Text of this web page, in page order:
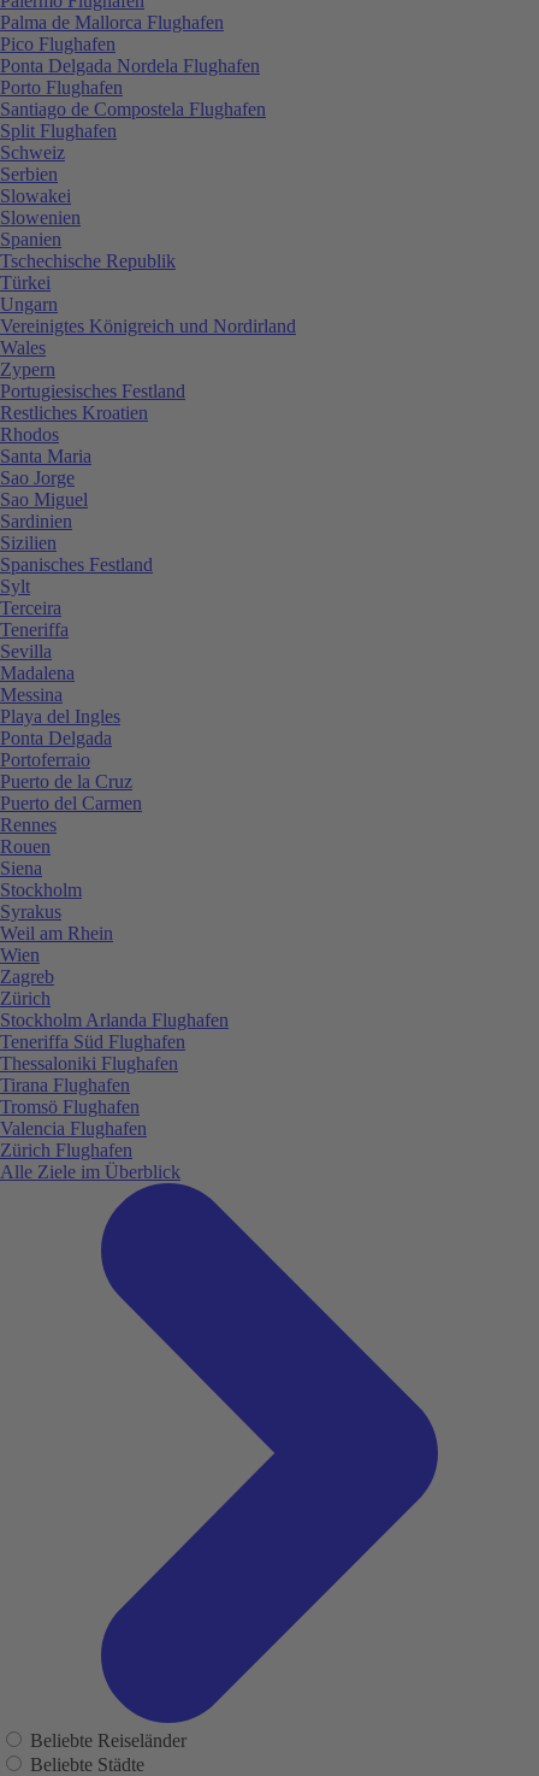
Palma de Mallorca Flughafen
Pico Flughafen
Ponta Delgada Nordela Flughafen
Porto Flughafen
Santiago de Compostela Flughafen
Split Flughafen
Schweiz
Serbien
Slowakei
Slowenien
Spanien
Tschechische Republik
Türkei
Ungarn
Vereinigtes Königreich und Nordirland
Wales
Zypern
Portugiesisches Festland
Restliches Kroatien
Rhodos
Santa Maria
Sao Jorge
Sao Miguel
Sardinien
Sizilien
Spanisches Festland
Sylt
Terceira
Teneriffa
Sevilla
Madalena
Messina
Playa del Ingles
Ponta Delgada
Portoferraio
Puerto de la Cruz
Puerto del Carmen
Rennes
Rouen
Siena
Stockholm
Syrakus
Weil am Rhein
Wien
Zagreb
Zürich
Stockholm Arlanda Flughafen
Teneriffa Süd Flughafen
Thessaloniki Flughafen
Tirana Flughafen
Tromsö Flughafen
Valencia Flughafen
Zürich Flughafen
Alle Ziele im Überblick
Beliebte Reiseländer
Beliebte Städte